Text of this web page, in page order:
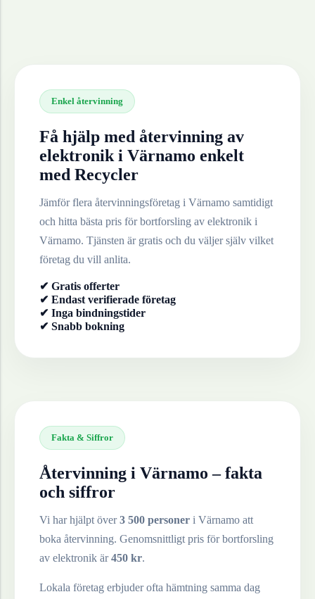
Enkel återvinning
Få hjälp med återvinning av
elektronik i Värnamo enkelt
med Recycler
Jämför flera återvinningsföretag i Värnamo samtidigt
och hitta bästa pris för bortforsling av elektronik i
Värnamo. Tjänsten är gratis och du väljer själv vilket
företag du vill anlita.
✔ Gratis offerter
✔ Endast verifierade företag
✔ Inga bindningstider
✔ Snabb bokning
Fakta & Siffror
Återvinning i Värnamo – fakta
och siffror
Vi har hjälpt över3 500 personer i Värnamo att
boka återvinning. Genomsnittligt pris för bortforsling
av elektronik är450 kr.
Lokala företag erbjuder ofta hämtning samma dag